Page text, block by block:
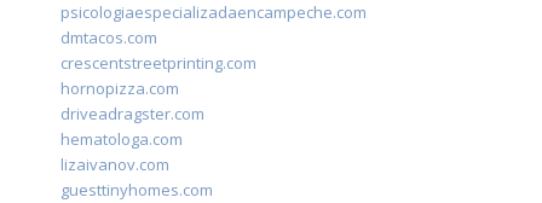
psicologiaespecializadaencampeche.com
dmtacos.com
crescentstreetprinting.com
hornopizza.com
driveadragster.com
hematologa.com
lizaivanov.com
guesttinyhomes.com